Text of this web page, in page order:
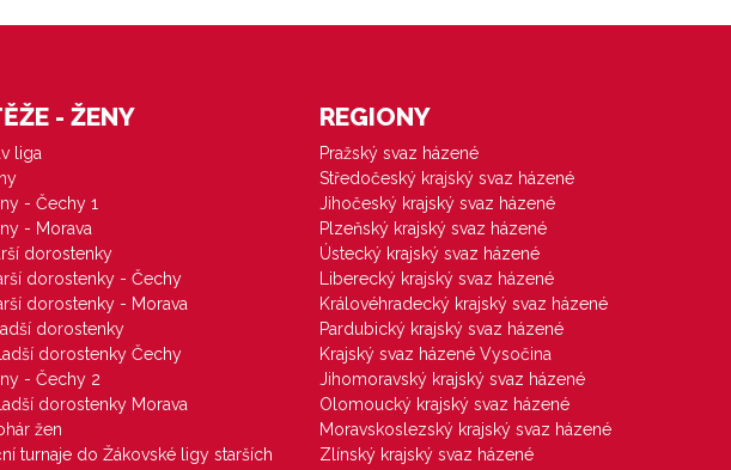
- ŽENY
liga
- Čechy 1
- Morava
dorostenky
dorostenky - Čechy
dorostenky - Morava
dorostenky
dorostenky Čechy
- Čechy 2
dorostenky Morava
žen
turnaje do Žákovské ligy starších
REGIONY
Pražský svaz házené
Středočeský krajský svaz házené
Jihočeský krajský svaz házené
Plzeňský krajský svaz házené
Ústecký krajský svaz házené
Liberecký krajský svaz házené
Královéhradecký krajský svaz házené
Pardubický krajský svaz házené
Krajský svaz házené Vysočina
Jihomoravský krajský svaz házené
Olomoucký krajský svaz házené
Moravskoslezský krajský svaz házené
Zlínský krajský svaz házené